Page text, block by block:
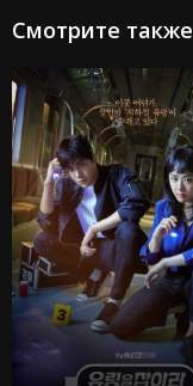
Смотрите также